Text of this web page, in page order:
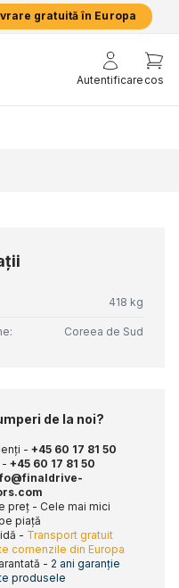
gratuită în Europa
Autentificare cos
418 kg
Coreea de Sud
de la noi?
- +45 60 17 81 50
- +45 60 17 81 50
preț - Cele mai mici
piață
- Transport gratuit
comenzile din Europa
- 2 ani garanție
produsele